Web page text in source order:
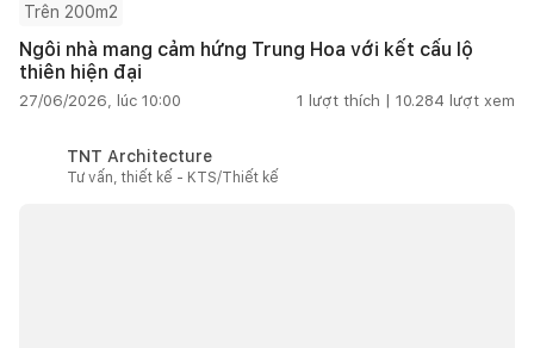
Trên 200m2
Ngôi nhà mang cảm hứng Trung Hoa với kết cấu lộ
thiên hiện đại
27/06/2026, lúc 10:00 1 lượt thích | 10.284 lượt xem
TNT Architecture
Tư vấn, thiết kế - KTS/Thiết kế